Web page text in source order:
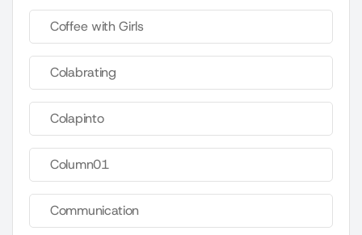
Coffee with Girls
Colabrating
Colapinto
Column01
Communication